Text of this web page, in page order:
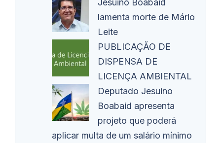
lamenta morte de Mário
Leite
PUBLICAÇÃO DE
DISPENSA DE
LICENÇA AMBIENTAL
Deputado Jesuino
Boabaid apresenta
projeto que poderá
aplicar multa de um salário mínimo